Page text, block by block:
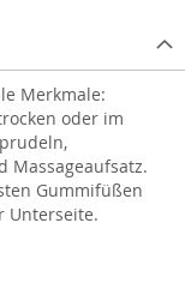
Merkmale:
oder im
Massageaufsatz.
Gummifüßen
Unterseite.